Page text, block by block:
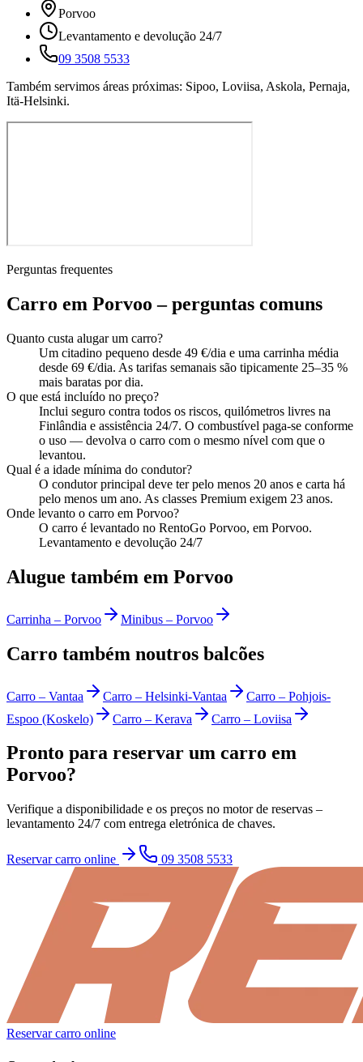
Porvoo
Levantamento e devolução 24/7
09 3508 5533
Também servimos áreas próximas: Sipoo, Loviisa, Askola, Pernaja,
Itä-Helsinki.
Perguntas frequentes
Carro em Porvoo – perguntas comuns
Quanto custa alugar um carro?
Um citadino pequeno desde 49 €/dia e uma carrinha média
desde 69 €/dia. As tarifas semanais são tipicamente 25–35 %
mais baratas por dia.
O que está incluído no preço?
Inclui seguro contra todos os riscos, quilómetros livres na
Finlândia e assistência 24/7. O combustível paga-se conforme
o uso — devolva o carro com o mesmo nível com que o
levantou.
Qual é a idade mínima do condutor?
O condutor principal deve ter pelo menos 20 anos e carta há
pelo menos um ano. As classes Premium exigem 23 anos.
Onde levanto o carro em Porvoo?
O carro é levantado no RentoGo Porvoo, em Porvoo.
Levantamento e devolução 24/7
Alugue também em Porvoo
Carrinha – Porvoo Minibus – Porvoo
Carro também noutros balcões
Carro – Vantaa Carro – Helsinki-Vantaa Carro – Pohjois-
Espoo (Koskelo)
Carro – Kerava Carro – Loviisa
Pronto para reservar um carro em
Porvoo?
Verifique a disponibilidade e os preços no motor de reservas –
levantamento 24/7 com entrega eletrónica de chaves.
Reservar carro online 09 3508 5533
Reservar carro online